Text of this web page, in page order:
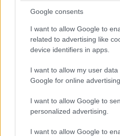
Google consents
I want to allow Google to
related to advertising like
device identifiers in apps.
I want to allow my user
Google for online
I want to allow Google to
personalized advertising.
I want to allow Google to